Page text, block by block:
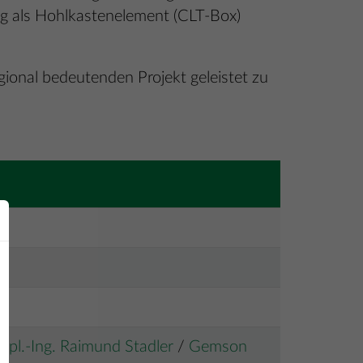
als Hohlkastenelement (CLT-Box)
bedeutenden Projekt geleistet zu
Ing. Raimund Stadler / Gemson